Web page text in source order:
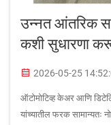
उन्नत आंतरिक
कशी सुधारणा
2026-05-25
ऑटोमोटिव्ह केअर आणि
यांच्यातील फरक सामान्यतः